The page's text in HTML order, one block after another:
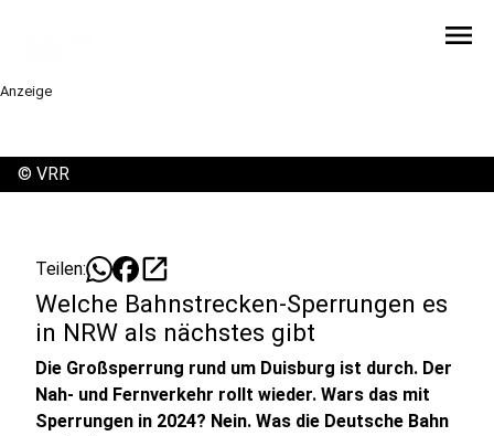
menu
Anzeige
© VRR
Teilen: open_in_new
Welche Bahnstrecken-Sperrungen es
in NRW als nächstes gibt
Die Großsperrung rund um Duisburg ist durch. Der
Nah- und Fernverkehr rollt wieder. Wars das mit
Sperrungen in 2024? Nein. Was die Deutsche Bahn